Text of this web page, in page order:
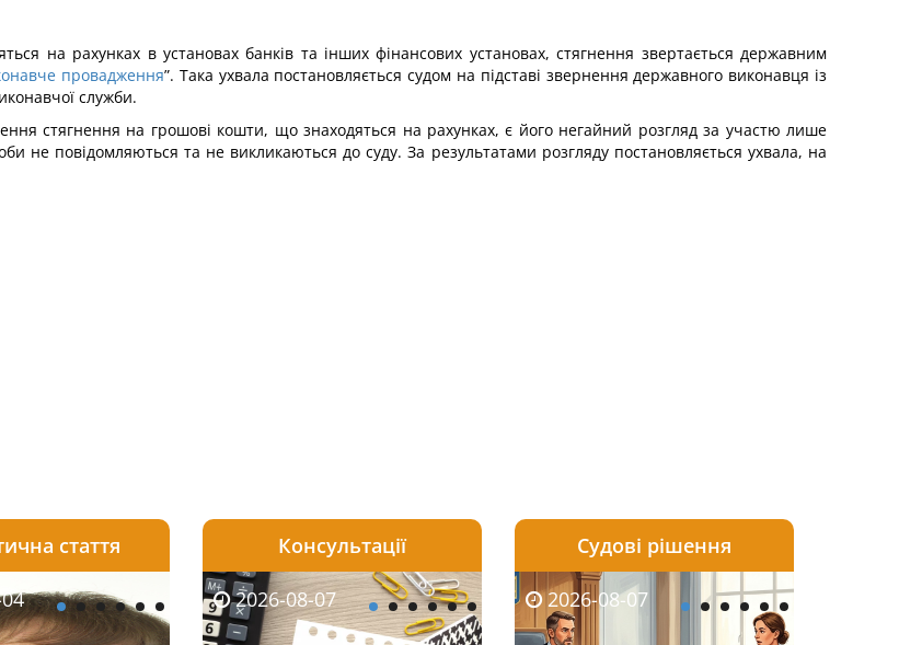
на рахунках в установах банків та інших фінансових установах, стягнення звертається державним
провадження”. Така ухвала постановляється судом на підставі звернення державного виконавця із
служби.
стягнення на грошові кошти, що знаходяться на рахунках, є його негайний розгляд за участю лише
не повідомляються та не викликаються до суду. За результатами розгляду постановляється ухвала, на
2026-08-06 2026-08-06 2026-08-05
стаття
2026-08-04 2026-08-03 2026-08-03
Консультації
08-05 2026-08-07 2026-08-07 2026-08-06
Судові рішення
2026-07-30 2026-08-07